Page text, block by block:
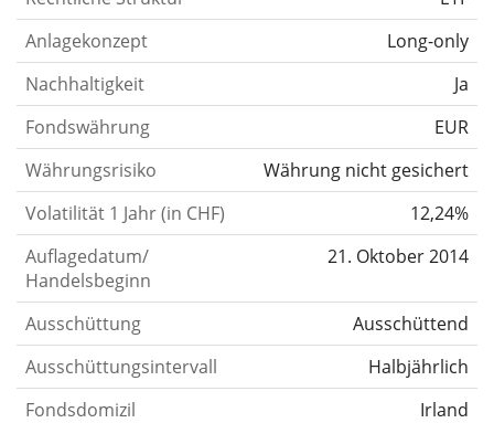
Anlagekonzept
Long-only
Nachhaltigkeit
Ja
Fondswährung
EUR
Währungsrisiko
Währung nicht gesichert
Volatilität 1 Jahr (in CHF)
12,24%
Auflagedatum/
Handelsbeginn
21. Oktober 2014
Ausschüttung
Ausschüttend
Ausschüttungsintervall
Halbjährlich
Fondsdomizil
Irland